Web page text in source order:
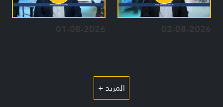
02-08-2026
01-08-2026
المزيد +